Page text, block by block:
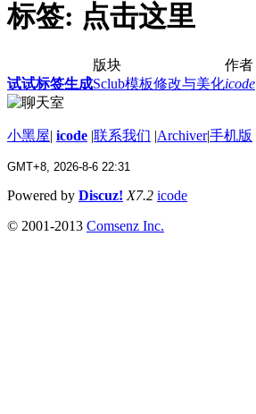
标签: 点击这里
版块 作者
试试标签生成Sclub模板修改与美化icode
小黑屋| icode |联系我们 |Archiver|手机版
GMT+8, 2026-8-6 22:31
Powered by Discuz! X7.2 icode
© 2001-2013 Comsenz Inc.